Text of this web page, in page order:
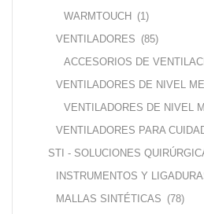
WARMTOUCH (1)
VENTILADORES (85)
ACCESORIOS DE
VENTILADORES DE NIVEL
VENTILADORES DE NIVEL
VENTILADORES PARA
STI - SOLUCIONES
INSTRUMENTOS Y
MALLAS SINTÉTICAS (78)